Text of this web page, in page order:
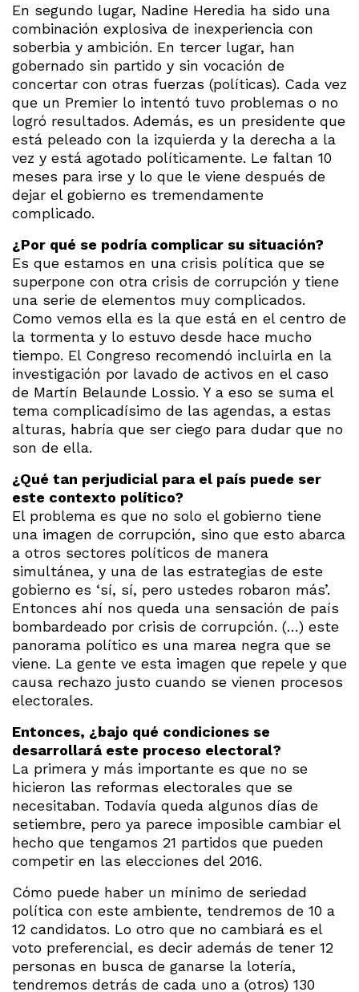
En segundo lugar, Nadine Heredia ha sido una
combinación explosiva de inexperiencia con
soberbia y ambición. En tercer lugar, han
gobernado sin partido y sin vocación de
concertar con otras fuerzas (políticas). Cada vez
que un Premier lo intentó tuvo problemas o no
logró resultados. Además, es un presidente que
está peleado con la izquierda y la derecha a la
vez y está agotado políticamente. Le faltan 10
meses para irse y lo que le viene después de
dejar el gobierno es tremendamente
complicado.
¿Por qué se podría complicar su situación?
Es que estamos en una crisis política que se
superpone con otra crisis de corrupción y tiene
una serie de elementos muy complicados.
Como vemos ella es la que está en el centro de
la tormenta y lo estuvo desde hace mucho
tiempo. El Congreso recomendó incluirla en la
investigación por lavado de activos en el caso
de Martín Belaunde Lossio. Y a eso se suma el
tema complicadísimo de las agendas, a estas
alturas, habría que ser ciego para dudar que no
son de ella.
¿Qué tan perjudicial para el país puede ser
este contexto político?
El problema es que no solo el gobierno tiene
una imagen de corrupción, sino que esto abarca
a otros sectores políticos de manera
simultánea, y una de las estrategias de este
gobierno es ‘sí, sí, pero ustedes robaron más’.
Entonces ahí nos queda una sensación de país
bombardeado por crisis de corrupción. (…) este
panorama político es una marea negra que se
viene. La gente ve esta imagen que repele y que
causa rechazo justo cuando se vienen procesos
electorales.
Entonces, ¿bajo qué condiciones se
desarrollará este proceso electoral?
La primera y más importante es que no se
hicieron las reformas electorales que se
necesitaban. Todavía queda algunos días de
setiembre, pero ya parece imposible cambiar el
hecho que tengamos 21 partidos que pueden
competir en las elecciones del 2016.
Cómo puede haber un mínimo de seriedad
política con este ambiente, tendremos de 10 a
12 candidatos. Lo otro que no cambiará es el
voto preferencial, es decir además de tener 12
personas en busca de ganarse la lotería,
tendremos detrás de cada uno a (otros) 130